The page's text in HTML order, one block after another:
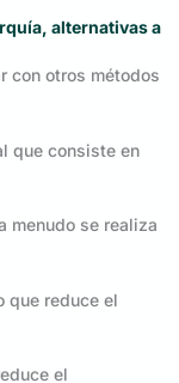
alternativas a
con otros métodos
que consiste en
menudo se realiza
que reduce el
el